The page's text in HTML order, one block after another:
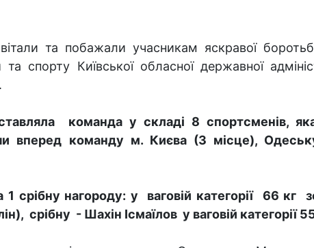
та побажали учасникам яскравої
спорту Київської обласної державної
команда у складі 8 спортсменів,
вперед команду м. Києва (3 місце),
срібну нагороду: у ваговій категорії 66 кг
срібну - Шахін Ісмаїлов у ваговій категорії